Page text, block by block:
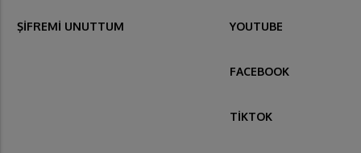
ŞİFREMİ UNUTTUM YOUTUBE
FACEBOOK
TİKTOK